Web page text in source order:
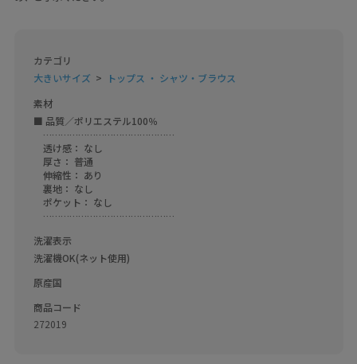
カテゴリ
大きいサイズ
トップス ・ シャツ・ブラウス
素材
■ 品質／ポリエステル100％
………………………………………
透け感： なし
厚さ： 普通
伸縮性： あり
裏地： なし
ポケット： なし
………………………………………
洗濯表示
洗濯機OK(ネット使用)
原産国
商品コード
272019